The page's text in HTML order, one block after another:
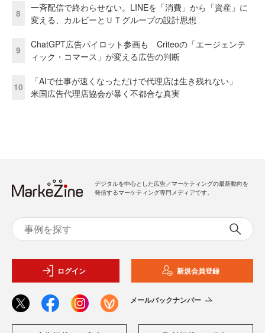
8
一斉配信で終わらせない。LINEを「消費」から「資産」に
変える、カルビーとＵＴグループの設計思想
9
ChatGPT広告パイロット参画も Criteoの「エージェンテ
ィック・コマース」が変える広告の判断
10
「AIで仕事が速くなっただけで代理店は生き残れない」
米国広告代理店協会が暴く不都合な真実
デジタルを中心とした広告／マーケティングの最新動向を
発信するマーケティング専門メディアです。
ログイン 新規会員登録
メールバックナンバー